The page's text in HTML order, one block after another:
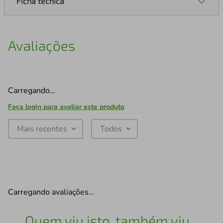
Avaliações
Carregando…
Faça login para avaliar este produto
Mais recentes Todos
Carregando avaliações…